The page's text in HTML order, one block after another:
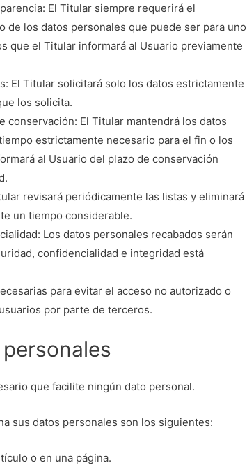
El Titular siempre requerirá el
de los datos personales que puede ser para uno
que el Titular informará al Usuario previamente
El Titular solicitará solo los datos estrictamente
los solicita.
conservación: El Titular mantendrá los datos
estrictamente necesario para el fin o los
al Usuario del plazo de conservación
revisará periódicamente las listas y eliminará
un tiempo considerable.
Los datos personales recabados serán
confidencialidad e integridad está
para evitar el acceso no autorizado o
por parte de terceros.
que facilite ningún dato personal.
sus datos personales son los siguientes:
o en una página.